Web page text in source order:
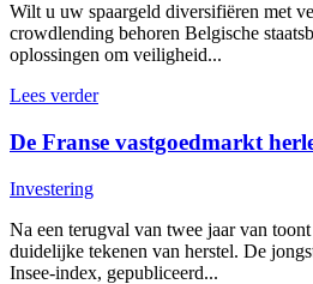
Wilt u uw spaargeld diversifiëren met
crowdlending behoren Belgische
oplossingen om veiligheid...
Lees verder
De Franse vastgoedmarkt
Investering
Na een terugval van twee jaar van
duidelijke tekenen van herstel. De
Insee-index, gepubliceerd...